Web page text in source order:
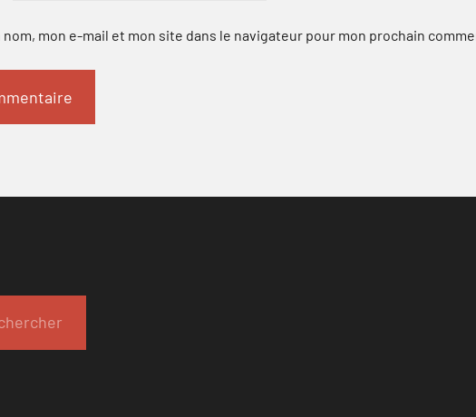
mon e-mail et mon site dans le navigateur pour mon prochain